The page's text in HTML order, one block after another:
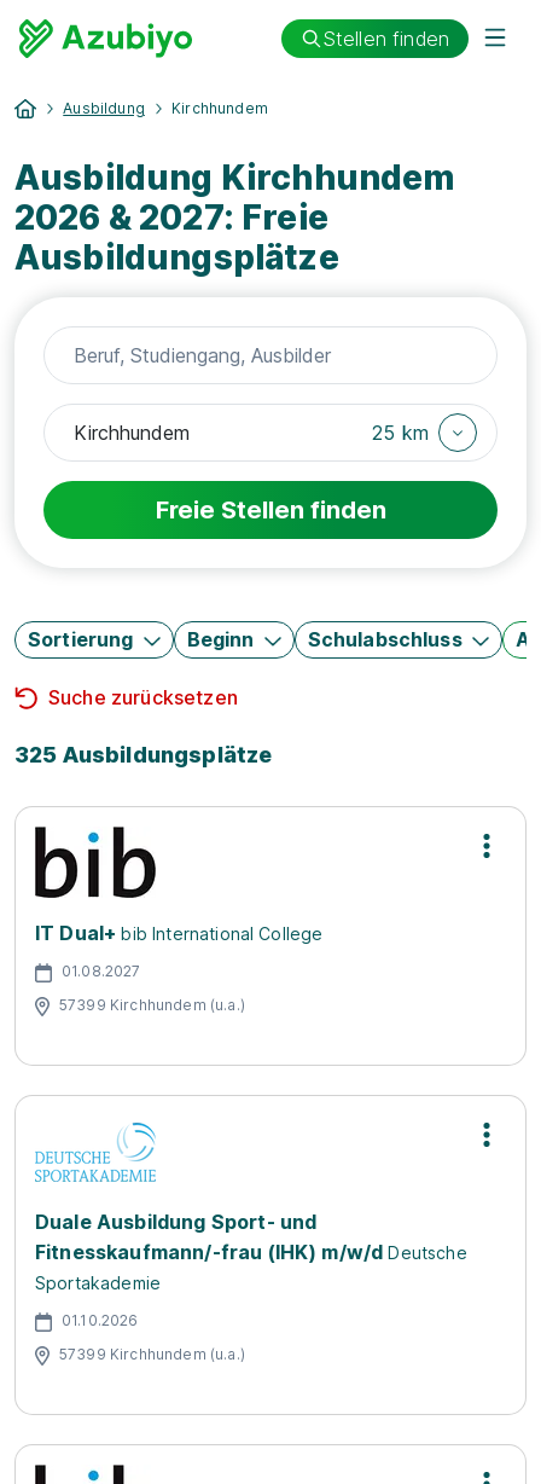
Stellen finden
Ausbildung Kirchhundem
Ausbildung Kirchhundem
2026 & 2027: Freie
Ausbildungsplätze
25 km
Freie Stellen finden
Sortierung Beginn Schulabschluss
Suche zurücksetzen
325 Ausbildungsplätze
IT Dual+ bib International College
01.08.2027
57399 Kirchhundem (u.a.)
Duale Ausbildung Sport- und
Fitnesskaufmann/-frau (IHK) m/w/d Deutsche
Sportakademie
01.10.2026
57399 Kirchhundem (u.a.)